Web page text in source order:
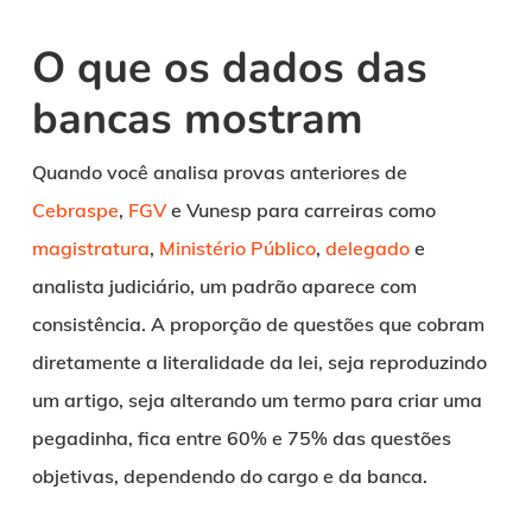
O que os dados das
bancas mostram
Quando você analisa provas anteriores de
Cebraspe, FGVe Vunesp para carreiras como
magistratura, Ministério Público, delegadoe
analista judiciário, um padrão aparece com
consistência. A proporção de questões que cobram
diretamente a literalidade da lei, seja reproduzindo
um artigo, seja alterando um termo para criar uma
pegadinha, fica entre 60% e 75% das questões
objetivas, dependendo do cargo e da banca.